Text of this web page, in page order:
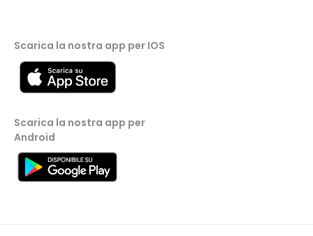
Scarica la nostra app per IOS
Scarica la nostra app per
Android